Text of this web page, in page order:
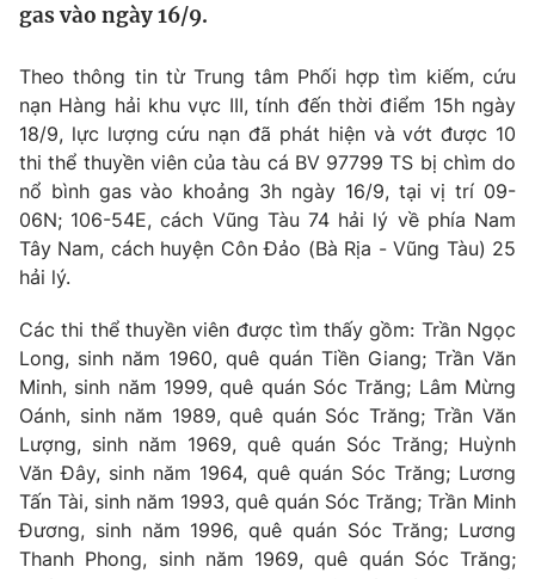
Tin tức
Câu chuyện quốc tế
Kinh tế
Tài chính
Thị trường
Góc doanh nghiệp
Dữ liệu và đời sống
Truyền hình
Phim VTV
Hậu trường
Nhân vật
Khán giả
Giải sao mai
Giải trí
Điện ảnh
Âm nhạc
Sao
Du lịch
Làm đẹp
Chất lượng cuộc sống
Giáo dục
Tuyển sinh
Học trực tuyến
Công nghệ
Hitech Công nghệ tương lai
Sản phẩm
Giao lưu trực tuyến
gas vào ngày 16/9.
Theo thông tin từ Trung tâm Phối hợp tìm kiếm, cứu
nạn Hàng hải khu vực III, tính đến thời điểm 15h ngày
18/9, lực lượng cứu nạn đã phát hiện và vớt được 10
thi thể thuyền viên của tàu cá BV 97799 TS bị chìm do
nổ bình gas vào khoảng 3h ngày 16/9, tại vị trí 09-
06N; 106-54E, cách Vũng Tàu 74 hải lý về phía Nam
Tây Nam, cách huyện Côn Đảo (Bà Rịa - Vũng Tàu) 25
hải lý.
Các thi thể thuyền viên được tìm thấy gồm: Trần Ngọc
Long, sinh năm 1960, quê quán Tiền Giang; Trần Văn
Minh, sinh năm 1999, quê quán Sóc Trăng; Lâm Mừng
Oánh, sinh năm 1989, quê quán Sóc Trăng; Trần Văn
Lượng, sinh năm 1969, quê quán Sóc Trăng; Huỳnh
Văn Đây, sinh năm 1964, quê quán Sóc Trăng; Lương
Tấn Tài, sinh năm 1993, quê quán Sóc Trăng; Trần Minh
Đương, sinh năm 1996, quê quán Sóc Trăng; Lương
Thanh Phong, sinh năm 1969, quê quán Sóc Trăng;